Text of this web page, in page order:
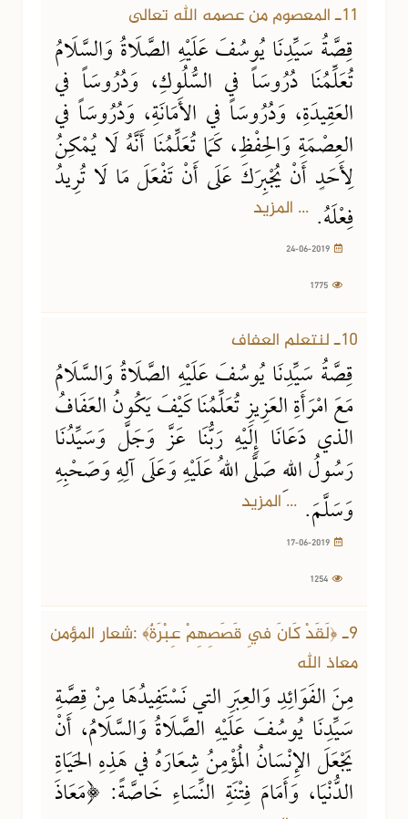
11ـ المعصوم من عصمه الله تعالى
قِصَّةُ سَيِّدِنَا يُوسُفَ عَلَيْهِ الصَّلَاةُ وَالسَّلَامُ
تُعَلِّمُنَا دُرُوسَاً في السُّلُوكِ، وَدُرُوسَاً في
العَقِيدَةِ، وَدُرُوسَاً في الأَمَانَةِ، وَدُرُوسَاً في
العِصْمَةِ وَالحِفْظِ، كَمَا تُعَلِّمُنَا أَنَّهُ لَا يُمْكِنُ
لِأَحَدٍ أَنْ يُجْبِرَكَ عَلَى أَنْ تَفْعَلَ مَا لَا تُرِيدُ
فِعْلَهُ. ... المزيد
10ـ لنتعلم العفاف
قِصَّةُ سَيِّدِنَا يُوسُفَ عَلَيْهِ الصَّلَاةُ وَالسَّلَامُ
مَعَ امْرَأَةِ العَزِيزِ تُعَلِّمُنَا كَيْفَ يَكُونُ العَفَافُ
الذي دَعَانَا إِلَيْهِ رَبُّنَا عَزَّ وَجَلَّ وَسَيِّدُنَا
رَسُولُ اللهِ صَلَّى اللهُ عَلَيْهِ وَعَلَى آلِهِ وَصَحْبِهِ
وَسَلَّمَ. ... المزيد
9ـ ﴿لَقَدْ كَانَ فِي قَصَصِهِمْ عِبْرَةٌ﴾ :شعار المؤمن
معاذ الله
مِنَ الفَوَائِدِ وَالعِبَرِ التي نَسْتَفِيدُهَا مِنْ قِصَّةِ
سَيِّدِنَا يُوسُفَ عَلَيْهِ الصَّلَاةُ وَالسَّلَامُ، أَنْ
يَجْعَلَ الإِنْسَانُ المُؤْمِنُ شِعَارَهُ في هَذِهِ الحَيَاةِ
الدُّنْيَا، وَأَمَامَ فِتْنَةِ النِّسَاءِ خَاصَّةً: ﴿مَعَاذَ